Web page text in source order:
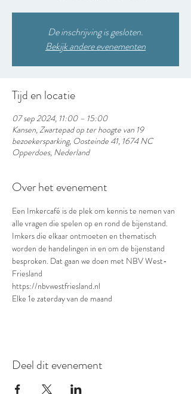
De inschrijving is gesloten.
Bekijk andere evenementen
Tijd en locatie
07 sep 2024, 11:00 – 15:00
Kansen, Zwartepad op ter hoogte van 19
bezoekersparking, Oosteinde 41, 1674 NC
Opperdoes, Nederland
Over het evenement
Een Imkercafé is de plek om kennis te nemen van
alle vragen die spelen op en rond de bijenstand.
Imkers die elkaar ontmoeten en thematisch
worden de handelingen in en om de bijenstand
besproken. Dat gaan we doen met NBV West-
Friesland
https://nbvwestfriesland.nl
Elke 1e zaterday van de maand
Deel dit evenement